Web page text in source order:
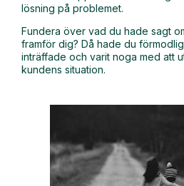
lösning på problemet.
Fundera över vad du hade sagt
framför dig? Då hade du
inträffade och varit noga med att
kundens situation.